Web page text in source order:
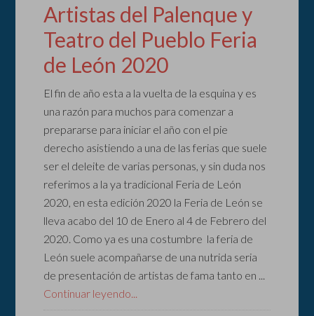
Artistas del Palenque y
Teatro del Pueblo Feria
de León 2020
El fin de año esta a la vuelta de la esquina y es
una razón para muchos para comenzar a
prepararse para iniciar el año con el pie
derecho asistiendo a una de las ferias que suele
ser el deleite de varias personas, y sin duda nos
referimos a la ya tradicional Feria de León
2020, en esta edición 2020 la Feria de León se
lleva acabo del 10 de Enero al 4 de Febrero del
2020. Como ya es una costumbre la feria de
León suele acompañarse de una nutrida seria
de presentación de artistas de fama tanto en ...
Continuar leyendo...